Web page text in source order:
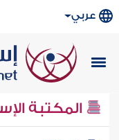
عربي
المكتبة